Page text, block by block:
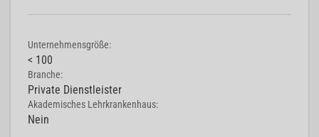
Unternehmensgröße:
< 100
Branche:
Private Dienstleister
Akademisches Lehrkrankenhaus:
Nein